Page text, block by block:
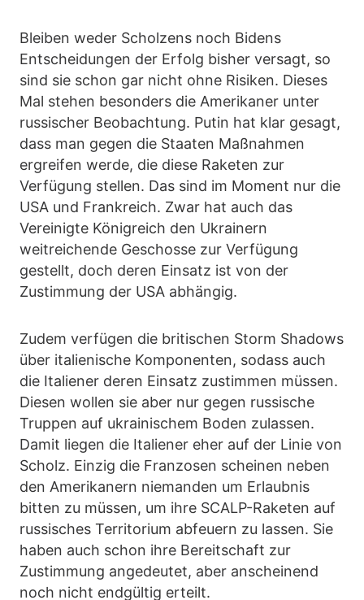
Bleiben weder Scholzens noch Bidens
Entscheidungen der Erfolg bisher versagt, so
sind sie schon gar nicht ohne Risiken. Dieses
Mal stehen besonders die Amerikaner unter
russischer Beobachtung. Putin hat klar gesagt,
dass man gegen die Staaten Maßnahmen
ergreifen werde, die diese Raketen zur
Verfügung stellen. Das sind im Moment nur die
USA und Frankreich. Zwar hat auch das
Vereinigte Königreich den Ukrainern
weitreichende Geschosse zur Verfügung
gestellt, doch deren Einsatz ist von der
Zustimmung der USA abhängig.
Zudem verfügen die britischen Storm Shadows
über italienische Komponenten, sodass auch
die Italiener deren Einsatz zustimmen müssen.
Diesen wollen sie aber nur gegen russische
Truppen auf ukrainischem Boden zulassen.
Damit liegen die Italiener eher auf der Linie von
Scholz. Einzig die Franzosen scheinen neben
den Amerikanern niemanden um Erlaubnis
bitten zu müssen, um ihre SCALP-Raketen auf
russisches Territorium abfeuern zu lassen. Sie
haben auch schon ihre Bereitschaft zur
Zustimmung angedeutet, aber anscheinend
noch nicht endgültig erteilt.